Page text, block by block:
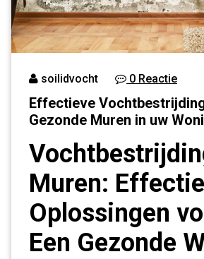
soilidvocht 0 Reactie
Effectieve
Gezonde Muren in uw
Muren:
Oplossingen
Een Gezonde